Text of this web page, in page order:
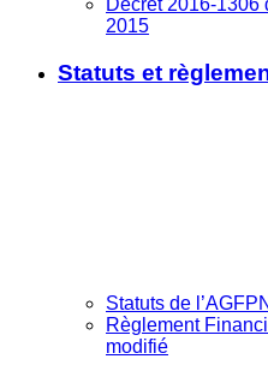
2015
Statuts et
Statuts de
Règlement
modifié